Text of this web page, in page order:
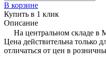
В корзине
Купить в 1 клик
Описание
На центральном складе в
Цена действительна только
отличаться от цен в